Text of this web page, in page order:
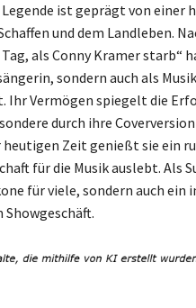
ist geprägt von einer
und dem Landleben.
als Conny Kramer starb“
sondern auch als
Ihr Vermögen spiegelt die
durch ihre
heutigen Zeit genießt sie ein
für die Musik auslebt. Als
für viele, sondern auch ein